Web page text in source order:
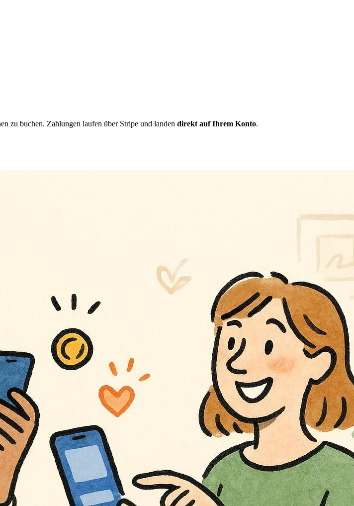
zu buchen. Zahlungen laufen über Stripe und landen direkt auf Ihrem Konto.